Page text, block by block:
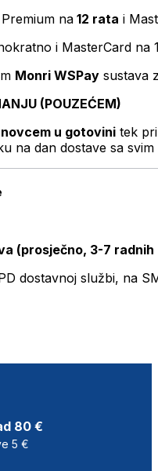
na 12 rata i
i MasterCard na
Monri WSPay sustava
(POUZEĆEM)
u gotovini tek
na dan dostave sa svim
(prosječno, 3-7 radnih
dostavnoj službi, na
80 €
5 €